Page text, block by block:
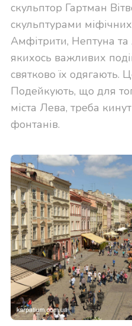
скульптор Гартман
скульптурами
Амфітрити, Нептуна та
якихось важливих
святково їх одягають.
Подейкують, що для
міста Лева, треба
фонтанів.